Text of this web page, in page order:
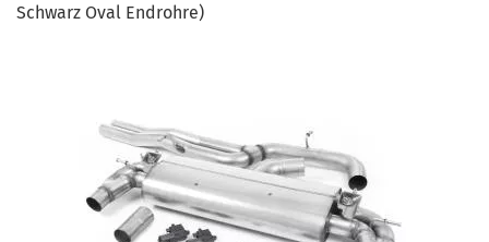
Schwarz Oval Endrohre)